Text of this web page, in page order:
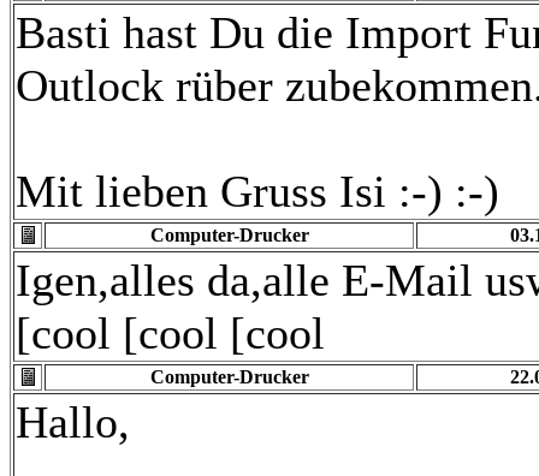
Basti hast Du die Import
Outlock rüber
Mit lieben Gruss Isi :-) :-)
Computer-Drucker
Igen,alles da,alle E-Mail
[cool [cool [cool
Computer-Drucker
Hallo,